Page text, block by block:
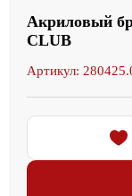
Акриловый
CLUB
Артикул: